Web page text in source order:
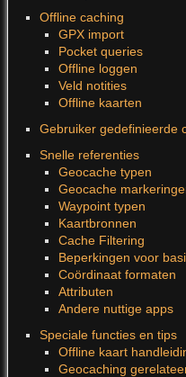
Offline caching
GPX import
Pocket queries
Offline loggen
Veld notities
Offline kaarten
Gebruiker gedefinieerde
Snelle referenties
Geocache typen
Geocache
Waypoint typen
Kaartbronnen
Cache Filtering
Beperkingen voor
Coördinaat formaten
Attributen
Andere nuttige apps
Speciale functies en tips
Offline kaart
Geocaching